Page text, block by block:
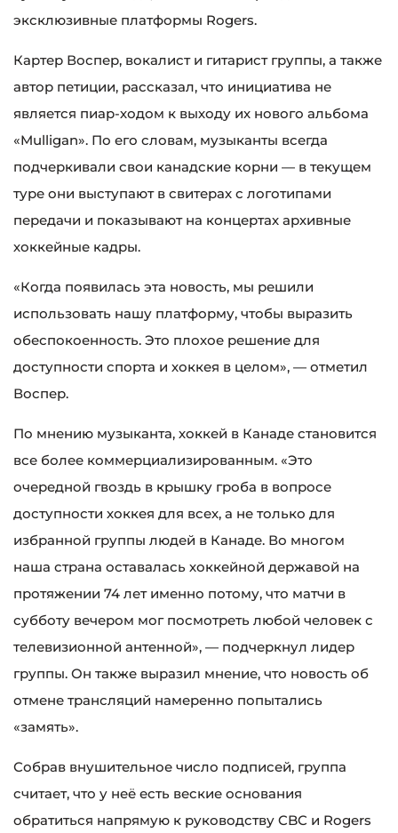
эксклюзивные платформы Rogers.
Картер Воспер, вокалист и гитарист группы, а также
автор петиции, рассказал, что инициатива не
является пиар-ходом к выходу их нового альбома
«Mulligan». По его словам, музыканты всегда
подчеркивали свои канадские корни — в текущем
туре они выступают в свитерах с логотипами
передачи и показывают на концертах архивные
хоккейные кадры.
«Когда появилась эта новость, мы решили
использовать нашу платформу, чтобы выразить
обеспокоенность. Это плохое решение для
доступности спорта и хоккея в целом», — отметил
Воспер.
По мнению музыканта, хоккей в Канаде становится
все более коммерциализированным. «Это
очередной гвоздь в крышку гроба в вопросе
доступности хоккея для всех, а не только для
избранной группы людей в Канаде. Во многом
наша страна оставалась хоккейной державой на
протяжении 74 лет именно потому, что матчи в
субботу вечером мог посмотреть любой человек с
телевизионной антенной», — подчеркнул лидер
группы. Он также выразил мнение, что новость об
отмене трансляций намеренно попытались
«замять».
Собрав внушительное число подписей, группа
считает, что у неё есть веские основания
обратиться напрямую к руководству CBC и Rogers